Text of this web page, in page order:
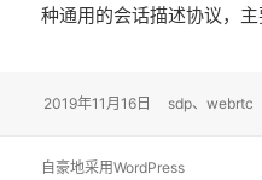
种通用的会话描述协议，
发
2019年11月16日
标
sdp、webrtc
自豪地采用WordPress